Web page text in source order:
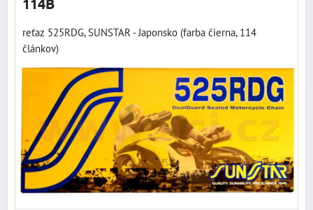
reťaz 525RDG, SUNSTAR - Japonsko (farba čierna, 114
článkov)